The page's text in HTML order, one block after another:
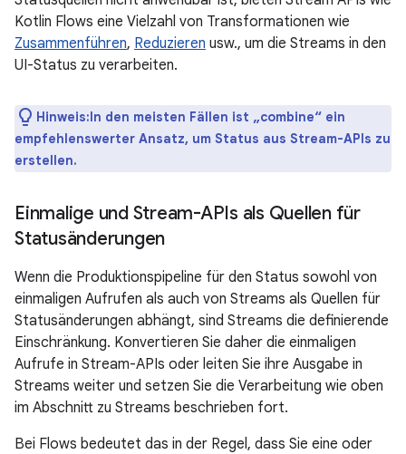
Kotlin Flows eine Vielzahl von Transformationen wie
Zusammenführen, Reduzieren usw., um die Streams in den
UI-Status zu verarbeiten.
Hinweis:In den meisten Fällen ist „combine“ ein
empfehlenswerter Ansatz, um Status aus Stream-APIs zu
erstellen.
Einmalige und Stream-APIs als Quellen für
Statusänderungen
Wenn die Produktionspipeline für den Status sowohl von
einmaligen Aufrufen als auch von Streams als Quellen für
Statusänderungen abhängt, sind Streams die definierende
Einschränkung. Konvertieren Sie daher die einmaligen
Aufrufe in Stream-APIs oder leiten Sie ihre Ausgabe in
Streams weiter und setzen Sie die Verarbeitung wie oben
im Abschnitt zu Streams beschrieben fort.
Bei Flows bedeutet das in der Regel, dass Sie eine oder